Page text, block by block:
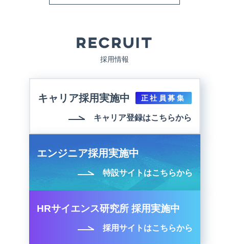
採用情報
キャリア採用実施中 正社員募集
キャリア登録はこちらから
エンジニア採用実施中
特設サイトはこちらから
HRサイエンス研究所 採用実施中
採用サイトはこちらから